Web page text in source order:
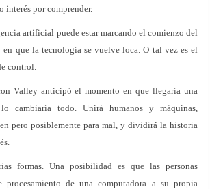
interés por comprender.
artificial puede estar marcando el comienzo del
en que la tecnología se vuelve loca. O tal vez es el
control.
Valley anticipó el momento en que llegaría una
cambiaría todo. Unirá humanos y máquinas,
pero posiblemente para mal, y dividirá la historia
formas. Una posibilidad es que las personas
procesamiento de una computadora a su propia